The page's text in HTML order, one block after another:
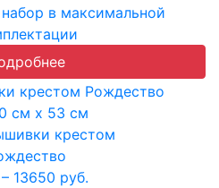
в максимальной
см х 53 см
крестом
13650 руб.